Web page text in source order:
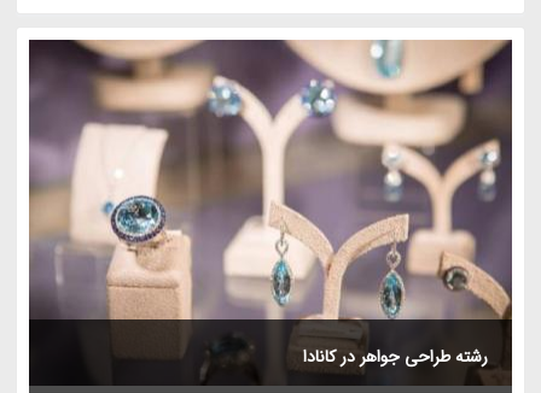
رشته طراحی جواهر در کانادا